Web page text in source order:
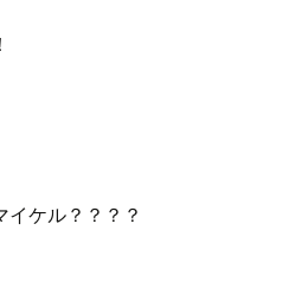
ケル？？？？